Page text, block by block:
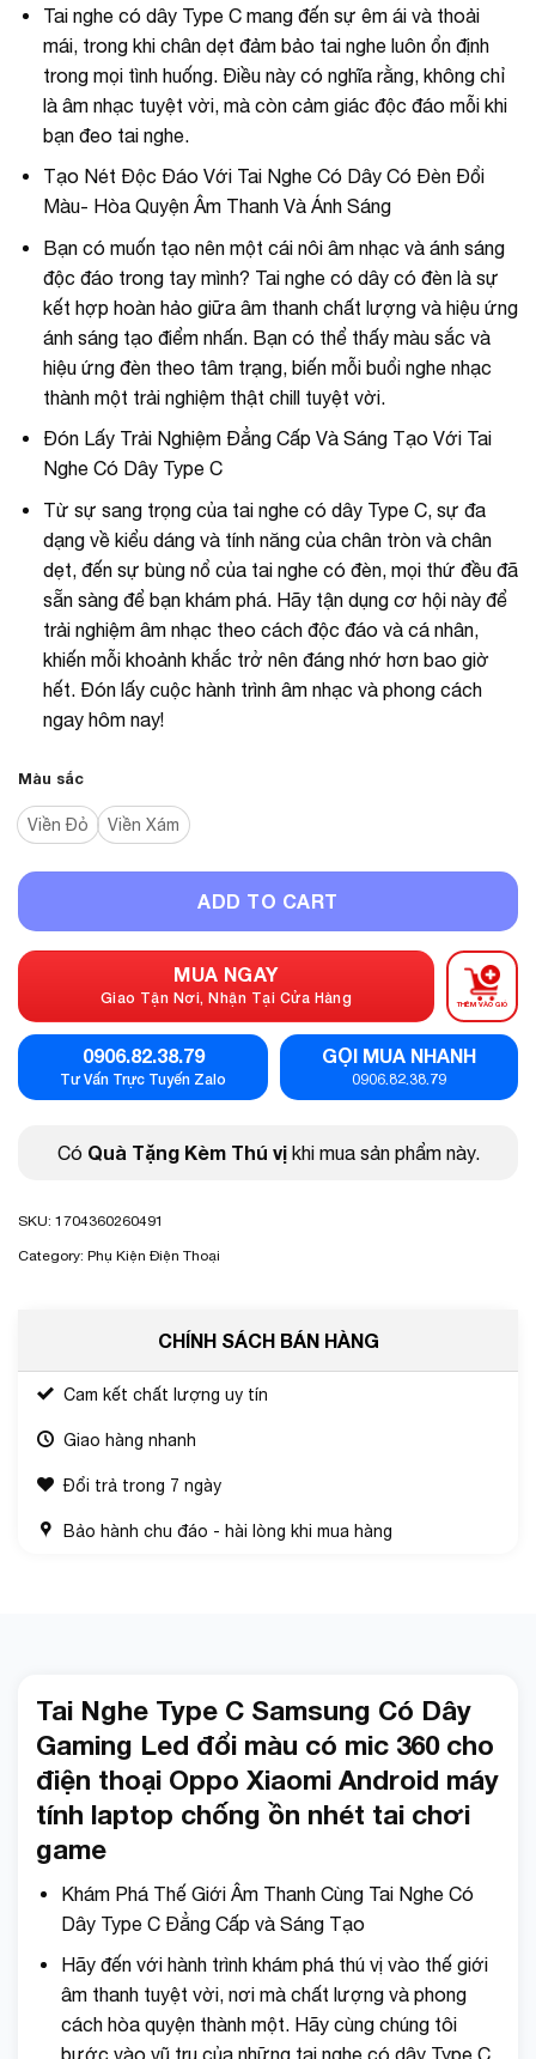
Tai nghe có dây Type C mang đến sự êm ái và thoải
mái, trong khi chân dẹt đảm bảo tai nghe luôn ổn định
trong mọi tình huống. Điều này có nghĩa rằng, không chỉ
là âm nhạc tuyệt vời, mà còn cảm giác độc đáo mỗi khi
bạn đeo tai nghe.
Tạo Nét Độc Đáo Với Tai Nghe Có Dây Có Đèn Đổi
Màu- Hòa Quyện Âm Thanh Và Ánh Sáng
Bạn có muốn tạo nên một cái nôi âm nhạc và ánh sáng
độc đáo trong tay mình? Tai nghe có dây có đèn là sự
kết hợp hoàn hảo giữa âm thanh chất lượng và hiệu ứng
ánh sáng tạo điểm nhấn. Bạn có thể thấy màu sắc và
hiệu ứng đèn theo tâm trạng, biến mỗi buổi nghe nhạc
thành một trải nghiệm thật chill tuyệt vời.
Đón Lấy Trải Nghiệm Đẳng Cấp Và Sáng Tạo Với Tai
Nghe Có Dây Type C
Từ sự sang trọng của tai nghe có dây Type C, sự đa
dạng về kiểu dáng và tính năng của chân tròn và chân
dẹt, đến sự bùng nổ của tai nghe có đèn, mọi thứ đều đã
sẵn sàng để bạn khám phá. Hãy tận dụng cơ hội này để
trải nghiệm âm nhạc theo cách độc đáo và cá nhân,
khiến mỗi khoảnh khắc trở nên đáng nhớ hơn bao giờ
hết. Đón lấy cuộc hành trình âm nhạc và phong cách
ngay hôm nay!
Màu sắc
Viền Đỏ Viền Xám
ADD TO CART
MUA NGAY
Giao Tận Nơi, Nhận Tại Cửa Hàng THÊM VÀO GIỎ
0906.82.38.79
Tư Vấn Trực Tuyến Zalo
GỌI MUA NHANH
0906.82.38.79
Có Quà Tặng Kèm Thú vịkhi mua sản phẩm này.
SKU: 1704360260491
Category: Phụ Kiện Điện Thoại
CHÍNH SÁCH BÁN HÀNG
Cam kết chất lượng uy tín
Giao hàng nhanh
Đổi trả trong 7 ngày
Bảo hành chu đáo - hài lòng khi mua hàng
Tai Nghe Type C Samsung Có Dây
Gaming Led đổi màu có mic 360 cho
điện thoại Oppo Xiaomi Android máy
tính laptop chống ồn nhét tai chơi
game
Khám Phá Thế Giới Âm Thanh Cùng Tai Nghe Có
Dây Type C Đẳng Cấp và Sáng Tạo
Hãy đến với hành trình khám phá thú vị vào thế giới
âm thanh tuyệt vời, nơi mà chất lượng và phong
cách hòa quyện thành một. Hãy cùng chúng tôi